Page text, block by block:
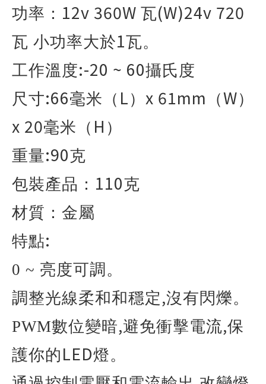
功率： 12v 360W 瓦(W)24v 720
瓦 小功率大於1瓦。
工作溫度:-20 ~ 60攝氏度
尺寸:66毫米（ L ） x 61mm （W）
x 20毫米（ H ）
重量:90克
包裝產品： 110克
材質：金屬
特點:
0 ~ 亮度可調。
調整光線柔和和穩定 ,沒有閃爍。
PWM數位變暗,避免衝擊電流,保
護你的 LED燈。